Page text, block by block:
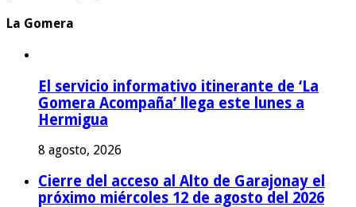
La Gomera
El servicio informativo itinerante de ‘La
Gomera Acompaña’ llega este lunes a
Hermigua
8 agosto, 2026
Cierre del acceso al Alto de Garajonay el
próximo miércoles 12 de agosto del 2026